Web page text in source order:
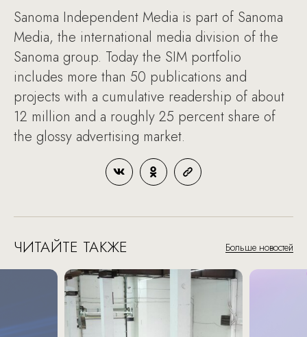
Sanoma Independent Media is part of Sanoma
Media, the international media division of the
Sanoma group. Today the SIM portfolio
includes more than 50 publications and
projects with a cumulative readership of about
12 million and a roughly 25 percent share of
the glossy advertising market.
ЧИТАЙТЕ ТАКЖЕ Больше новостей